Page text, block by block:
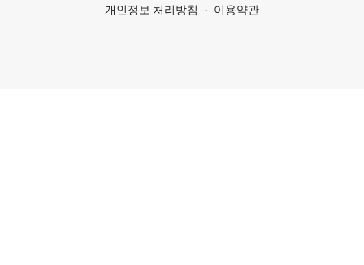
개인정보 처리방침
이용약관